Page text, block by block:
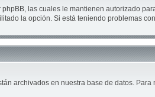
las cuales le mantienen autorizado
la opción. Si está teniendo problemas
archivados en nuestra base de datos.